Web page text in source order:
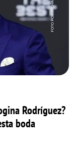
Rodríguez?
boda